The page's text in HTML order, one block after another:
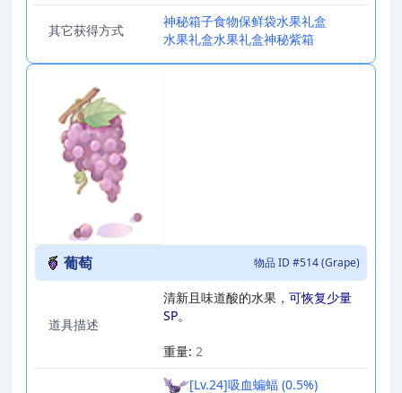
其它获得方式
神秘箱子食物保鲜袋水果礼盒
水果礼盒水果礼盒神秘紫箱
葡萄 物品 ID #514 (Grape)
道具描述
清新且味道酸的水果， 可恢复少量
SP。
重量: 2
[Lv.24]吸血蝙蝠 (0.5%)